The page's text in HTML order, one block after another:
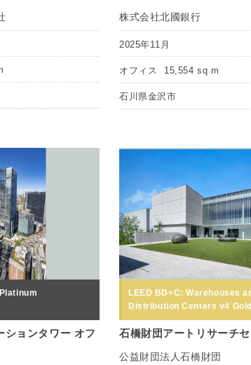
株式会社北國銀行
2025年11月
オフィス 15,554 sq m
石川県金沢市
ションタワー オフ
LEED BD+C: Warehouses
Distribution Centers v4 Gold
石橋財団アートリサーチ
公益財団法人石橋財団